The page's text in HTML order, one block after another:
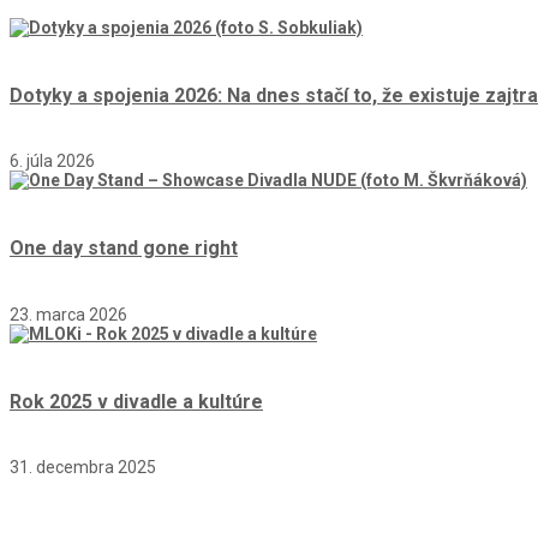
Dotyky a spojenia 2026: Na dnes stačí to, že existuje zajtra
6. júla 2026
One day stand gone right
23. marca 2026
Rok 2025 v divadle a kultúre
31. decembra 2025